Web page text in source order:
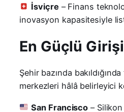
İsviçre – Finans
inovasyon kapasitesiyle
En Güçlü
Şehir bazında
merkezleri hâlâ belirleyici
San Francisco –